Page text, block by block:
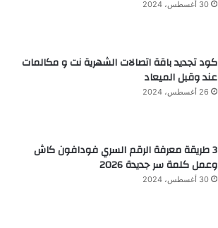
30 أغسطس، 2024
كود تجديد باقة اتصالات الشهرية نت و مكالمات
عند وقبل الميعاد
26 أغسطس، 2024
3 طريقة معرفة الرقم السري فودافون كاش
وعمل كلمة سر جديدة 2026
30 أغسطس، 2024